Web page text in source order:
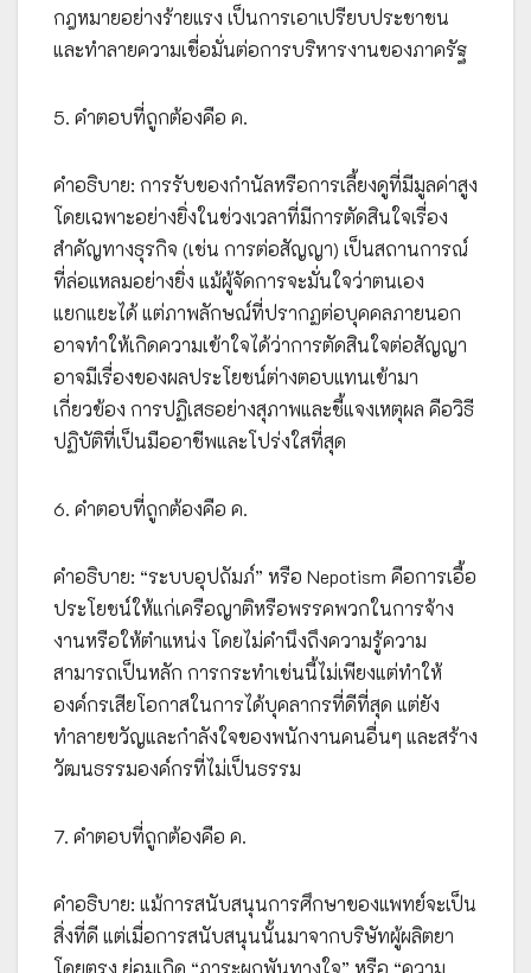
กฎหมายอย่างร้ายแรง เป็นการเอาเปรียบประชาชน
และทำลายความเชื่อมั่นต่อการบริหารงานของภาครัฐ
5. คำตอบที่ถูกต้องคือ ค.
คำอธิบาย: การรับของกำนัลหรือการเลี้ยงดูที่มีมูลค่าสูง
โดยเฉพาะอย่างยิ่งในช่วงเวลาที่มีการตัดสินใจเรื่อง
สำคัญทางธุรกิจ (เช่น การต่อสัญญา) เป็นสถานการณ์
ที่ล่อแหลมอย่างยิ่ง แม้ผู้จัดการจะมั่นใจว่าตนเอง
แยกแยะได้ แต่ภาพลักษณ์ที่ปรากฏต่อบุคคลภายนอก
อาจทำให้เกิดความเข้าใจได้ว่าการตัดสินใจต่อสัญญา
อาจมีเรื่องของผลประโยชน์ต่างตอบแทนเข้ามา
เกี่ยวข้อง การปฏิเสธอย่างสุภาพและชี้แจงเหตุผล คือวิธี
ปฏิบัติที่เป็นมืออาชีพและโปร่งใสที่สุด
6. คำตอบที่ถูกต้องคือ ค.
คำอธิบาย: “ระบบอุปถัมภ์” หรือ Nepotism คือการเอื้อ
ประโยชน์ให้แก่เครือญาติหรือพรรคพวกในการจ้าง
งานหรือให้ตำแหน่ง โดยไม่คำนึงถึงความรู้ความ
สามารถเป็นหลัก การกระทำเช่นนี้ไม่เพียงแต่ทำให้
องค์กรเสียโอกาสในการได้บุคลากรที่ดีที่สุด แต่ยัง
ทำลายขวัญและกำลังใจของพนักงานคนอื่นๆ และสร้าง
วัฒนธรรมองค์กรที่ไม่เป็นธรรม
7. คำตอบที่ถูกต้องคือ ค.
คำอธิบาย: แม้การสนับสนุนการศึกษาของแพทย์จะเป็น
สิ่งที่ดี แต่เมื่อการสนับสนุนนั้นมาจากบริษัทผู้ผลิตยา
โดยตรง ย่อมเกิด “ภาระผูกพันทางใจ” หรือ “ความ